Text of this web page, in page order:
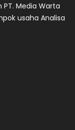
Media Warta
usaha Analisa